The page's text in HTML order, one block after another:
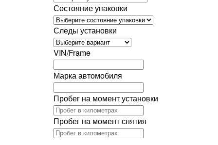
Состояние упаковки
Следы установки
VIN/Frame
Марка автомобиля
Пробег на момент установки
Пробег на момент снятия